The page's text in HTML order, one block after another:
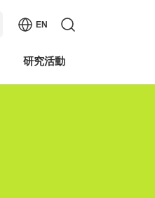
研究活動
EN